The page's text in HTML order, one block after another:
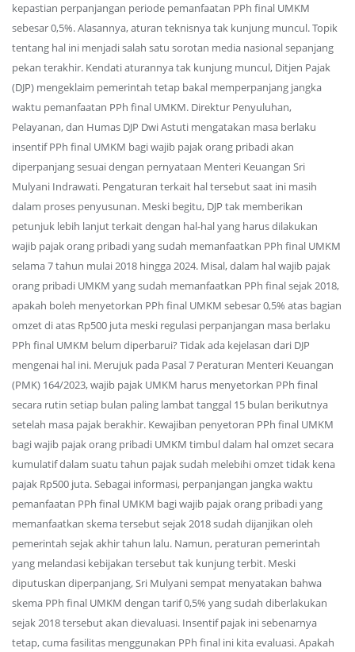
kepastian perpanjangan periode pemanfaatan PPh final UMKM
sebesar 0,5%. Alasannya, aturan teknisnya tak kunjung muncul. Topik
tentang hal ini menjadi salah satu sorotan media nasional sepanjang
pekan terakhir. Kendati aturannya tak kunjung muncul, Ditjen Pajak
(DJP) mengeklaim pemerintah tetap bakal memperpanjang jangka
waktu pemanfaatan PPh final UMKM. Direktur Penyuluhan,
Pelayanan, dan Humas DJP Dwi Astuti mengatakan masa berlaku
insentif PPh final UMKM bagi wajib pajak orang pribadi akan
diperpanjang sesuai dengan pernyataan Menteri Keuangan Sri
Mulyani Indrawati. Pengaturan terkait hal tersebut saat ini masih
dalam proses penyusunan. Meski begitu, DJP tak memberikan
petunjuk lebih lanjut terkait dengan hal-hal yang harus dilakukan
wajib pajak orang pribadi yang sudah memanfaatkan PPh final UMKM
selama 7 tahun mulai 2018 hingga 2024. Misal, dalam hal wajib pajak
orang pribadi UMKM yang sudah memanfaatkan PPh final sejak 2018,
apakah boleh menyetorkan PPh final UMKM sebesar 0,5% atas bagian
omzet di atas Rp500 juta meski regulasi perpanjangan masa berlaku
PPh final UMKM belum diperbarui? Tidak ada kejelasan dari DJP
mengenai hal ini. Merujuk pada Pasal 7 Peraturan Menteri Keuangan
(PMK) 164/2023, wajib pajak UMKM harus menyetorkan PPh final
secara rutin setiap bulan paling lambat tanggal 15 bulan berikutnya
setelah masa pajak berakhir. Kewajiban penyetoran PPh final UMKM
bagi wajib pajak orang pribadi UMKM timbul dalam hal omzet secara
kumulatif dalam suatu tahun pajak sudah melebihi omzet tidak kena
pajak Rp500 juta. Sebagai informasi, perpanjangan jangka waktu
pemanfaatan PPh final UMKM bagi wajib pajak orang pribadi yang
memanfaatkan skema tersebut sejak 2018 sudah dijanjikan oleh
pemerintah sejak akhir tahun lalu. Namun, peraturan pemerintah
yang melandasi kebijakan tersebut tak kunjung terbit. Meski
diputuskan diperpanjang, Sri Mulyani sempat menyatakan bahwa
skema PPh final UMKM dengan tarif 0,5% yang sudah diberlakukan
sejak 2018 tersebut akan dievaluasi. Insentif pajak ini sebenarnya
tetap, cuma fasilitas menggunakan PPh final ini kita evaluasi. Apakah